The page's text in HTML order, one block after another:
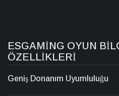
ESGAMING OYUN
ÖZELLIKLERI
Geniş Donanım Uyumluluğu